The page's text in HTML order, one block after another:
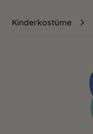
Kinderkostüme